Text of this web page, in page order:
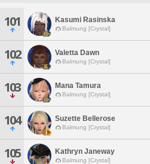
101 Kasumi Rasinska
Balmung [Crystal]
102 Valetta Dawn
Balmung [Crystal]
103 Mana Tamura
Balmung [Crystal]
104 Suzette Bellerose
Balmung [Crystal]
105 Kathryn Janeway
Balmung [Crystal]